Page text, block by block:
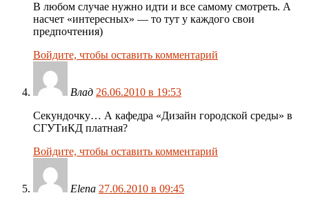
В любом случае нужно идти и все самому смотреть. А
насчет «интересных» — то тут у каждого свои
предпочтения)
Войдите, чтобы оставить комментарий
Влад 26.06.2010 в 19:53
Секундочку… А кафедра «Дизайн городской среды» в
СГУТиКД платная?
Войдите, чтобы оставить комментарий
Elena 27.06.2010 в 09:45